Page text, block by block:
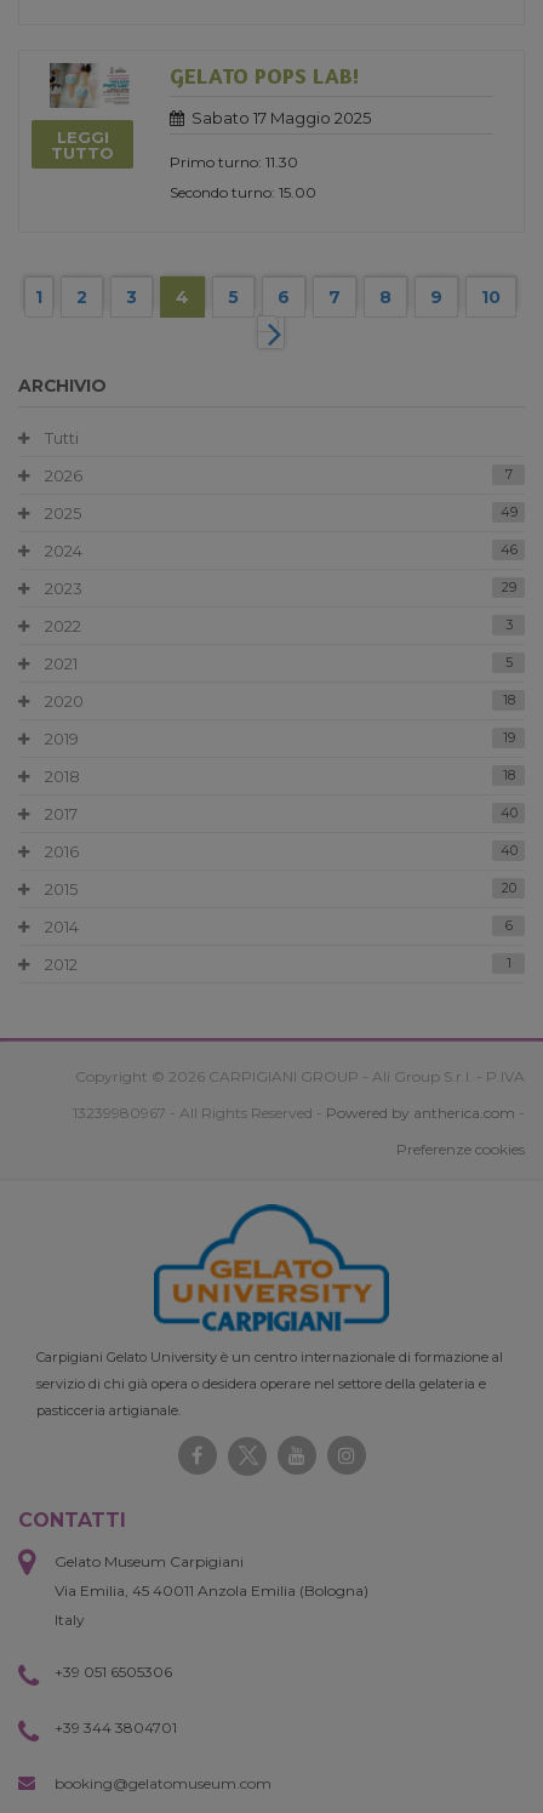
LEGGI
TUTTO
GELATO POPS LAB!
Sabato 17 Maggio 2025
Primo turno: 11.30
Secondo turno: 15.00
1 2 3 4 5 6 7 8 9 10
ARCHIVIO
Tutti
2026
7
2025 49
2024 46
2023 29
2022 3
2021 5
2020 18
2019 19
2018 18
2017 40
2016 40
2015 20
2014 6
2012 1
Copyright © 2026 CARPIGIANI GROUP - Ali Group S.r.l. - P.IVA
13239980967 - All Rights Reserved - Powered by antherica.com -
Preferenze cookies
Carpigiani Gelato University è un centro internazionale di formazione al
servizio di chi già opera o desidera operare nel settore della gelateria e
pasticceria artigianale.
CONTATTI
Gelato Museum Carpigiani
Via Emilia, 45 40011 Anzola Emilia (Bologna)
Italy
+39 051 6505306
+39 344 3804701
booking@gelatomuseum.com